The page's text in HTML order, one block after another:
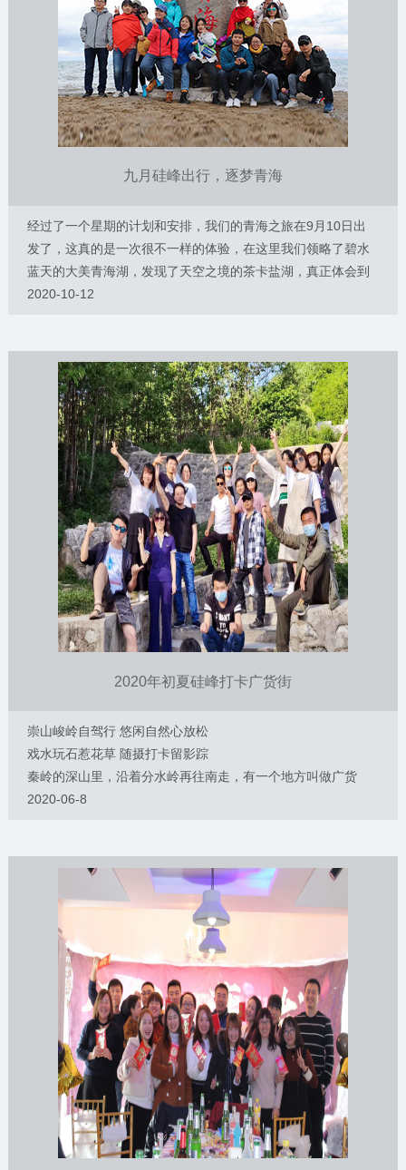
九月硅峰出行，逐梦青海
经过了一个星期的计划和安排，我们的青海之旅在9月10日出
发了，这真的是一次很不一样的体验，在这里我们领略了碧水
蓝天的大美青海湖，发现了天空之境的茶卡盐湖，真正体会到
极度信仰的塔尔寺……三天时间，感受了青海不一样的风俗人
2020-10-12
2020年初夏硅峰打卡广货街
崇山峻岭自驾行 悠闲自然心放松
戏水玩石惹花草 随摄打卡留影踪
秦岭的深山里，沿着分水岭再往南走，有一个地方叫做广货
街。这里自古以来就是人流、物流的咽喉地段，也是古都长安
种各样的美食也为旅途平添乐趣。5月22日，硅峰网络的帅哥
美女们来到了广货街，烧烤、嬉戏、爬山，度过了一个愉快并
2020-06-8